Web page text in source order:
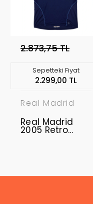
2.873,75 TL
Sepetteki Fiyat
2.299,00 TL
Real Madrid
Real Madrid
2005 Retro